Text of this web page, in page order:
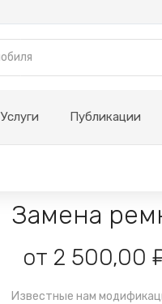
Услуги Публикации
Замена
от 2 500,00
Известные нам